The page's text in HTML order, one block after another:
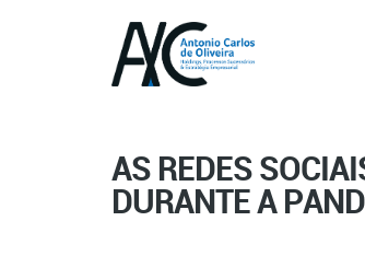
AS REDES
DURANTE A